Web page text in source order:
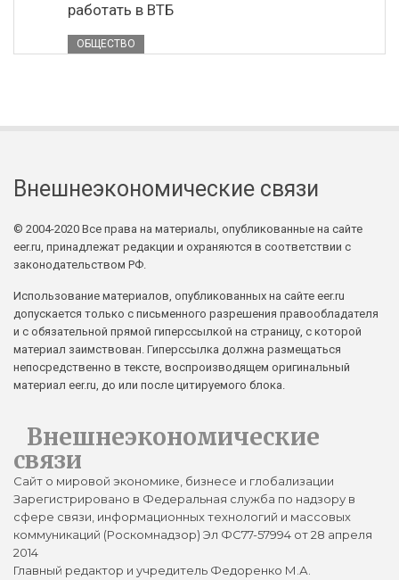
работать в ВТБ
ОБЩЕСТВО
Внешнеэкономические связи
© 2004-2020 Все права на материалы, опубликованные на сайте
eer.ru, принадлежат редакции и охраняются в соответствии с
законодательством РФ.
Использование материалов, опубликованных на сайте eer.ru
допускается только с письменного разрешения правообладателя
и с обязательной прямой гиперссылкой на страницу, с которой
материал заимствован. Гиперссылка должна размещаться
непосредственно в тексте, воспроизводящем оригинальный
материал eer.ru, до или после цитируемого блока.
Внешнеэкономические
связи
Сайт о мировой экономике, бизнесе и глобализации
Зарегистрировано в Федеральная служба по надзору в
сфере связи, информационных технологий и массовых
коммуникаций (Роскомнадзор) Эл ФС77-57994 от 28 апреля
2014
Главный редактор и учредитель Федоренко М.А.